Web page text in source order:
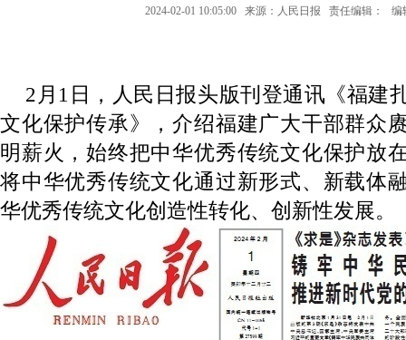
2024-02-01 10:05:00 来源：人民日报 责任编辑： 编
2月1日，人民日报头版刊登通讯《福建
文化保护传承》，介绍福建广大干部群众
明薪火，始终把中华优秀传统文化保护放
将中华优秀传统文化通过新形式、新载体
华优秀传统文化创造性转化、创新性发展。